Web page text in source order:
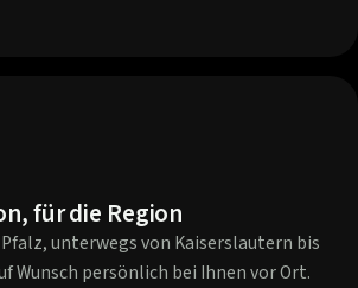
für die Region
unterwegs von Kaiserslautern bis
Wunsch persönlich bei Ihnen vor Ort.